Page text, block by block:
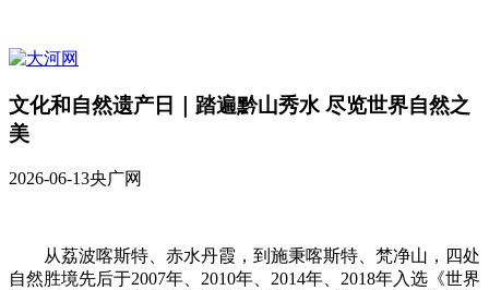
文化和自然遗产日｜踏遍黔山秀水 尽览世界自然之
美
2026-06-13央广网
从荔波喀斯特、赤水丹霞，到施秉喀斯特、梵净山，四处
自然胜境先后于2007年、2010年、2014年、2018年入选《世界